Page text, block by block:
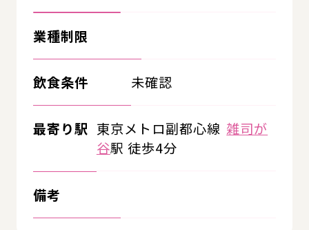
業種制限
飲食条件 未確認
最寄り駅 東京メトロ副都心線 雑司が
谷駅 徒歩4分
備考